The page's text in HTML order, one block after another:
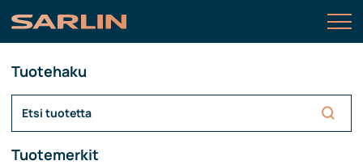
Tuotehaku
Tuotemerkit